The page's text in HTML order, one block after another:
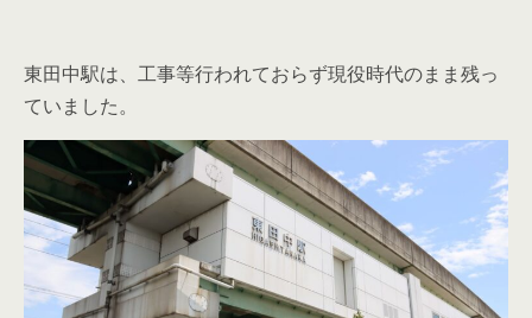
東田中駅は、工事等行われておらず現役時代のまま残っ
ていました。